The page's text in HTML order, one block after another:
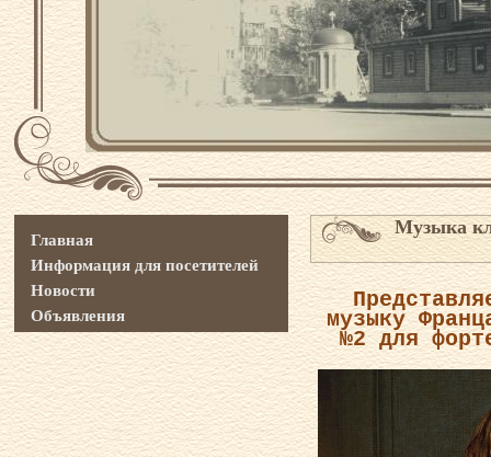
Музыка
музыку
№2 для
Главная
Информация для посетителей
Новости
Объявления